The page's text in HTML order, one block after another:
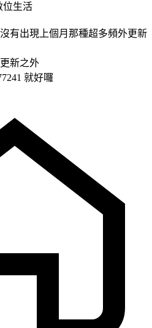
位生活
有出現上個月那種超多頻外更新
新之外
就好囉